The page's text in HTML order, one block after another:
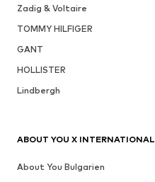
Zadig & Voltaire
TOMMY HILFIGER
GANT
HOLLISTER
Lindbergh
ABOUT YOU X INTERNATIONAL
About You Bulgarien